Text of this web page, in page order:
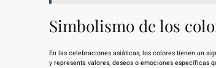
Simbolismo de los
En las celebraciones asiáticas, los colores tienen un
y representa valores, deseos o emociones específicas